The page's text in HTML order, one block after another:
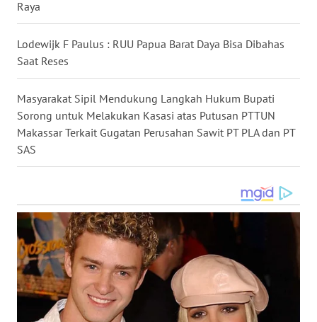
Raya
Lodewijk F Paulus : RUU Papua Barat Daya Bisa Dibahas
Saat Reses
Masyarakat Sipil Mendukung Langkah Hukum Bupati
Sorong untuk Melakukan Kasasi atas Putusan PTTUN
Makassar Terkait Gugatan Perusahan Sawit PT PLA dan PT
SAS
WN
WN
KALTARA
WN
KALTIM
WN
SULSEL
WN